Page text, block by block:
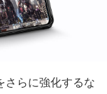
さらに強化するな